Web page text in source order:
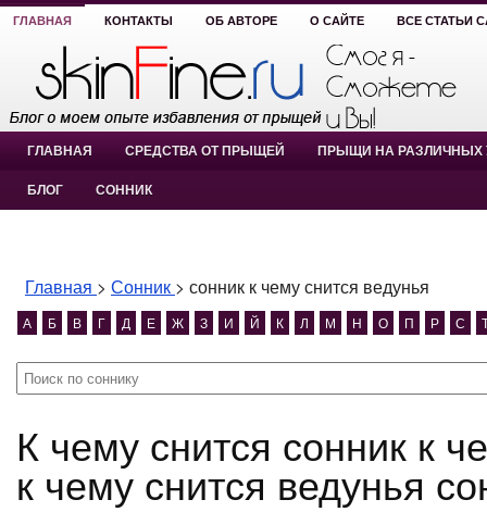
ГЛАВНАЯ КОНТАКТЫ ОБ АВТОРЕ О САЙТЕ ВСЕ СТАТЬИ
ГЛАВНАЯ СРЕДСТВА ОТ ПРЫЩЕЙ ПРЫЩИ НА РАЗЛИЧНЫХ
БЛОГ СОННИК
Главная > Сонник > сонник к чему снится ведунья
А Б В Г Д Е Ж З И Й К Л М Н О П Р С
К чему снится сонник к чему снится ведунья? сонник
к чему снится ведунья